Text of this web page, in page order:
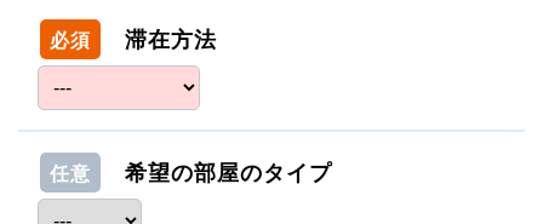
必須 滞在方法
任意 希望の部屋のタイプ